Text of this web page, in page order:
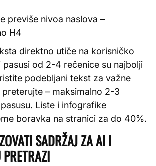
previše nivoa naslova –
H4
direktno utiče na korisničko
pasusi od 2-4 rečenice su najbolji
podebljani tekst za važne
– maksimalno 2-3
Liste i infografike
boravka na stranici za do 40%.
SADRŽAJ ZA AI I